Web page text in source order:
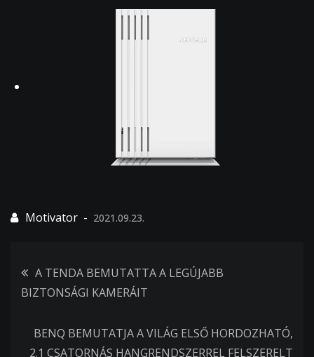
2021.09.23.
Bejegyzés
A TENDA BEMUTATTA A LEGÚJABB
BIZTONSÁGI KAMERÁIT
BENQ BEMUTATJA A VILÁG ELSŐ HORDOZHATÓ,
2.1 CSATORNÁS HANGRENDSZERREL FELSZERELT